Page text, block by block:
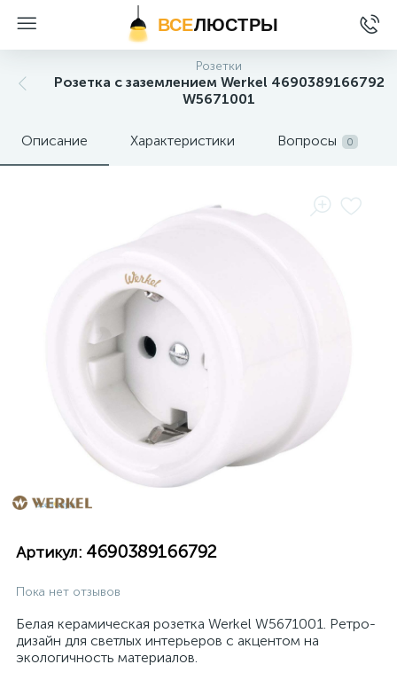
ВСЕЛЮСТРЫ
Розетки
Розетка с заземлением Werkel 4690389166792
W5671001
Описание Характеристики Вопросы 0
Артикул: 4690389166792
Пока нет отзывов
Белая керамическая розетка Werkel W5671001. Ретро-
дизайн для светлых интерьеров с акцентом на
экологичность материалов.